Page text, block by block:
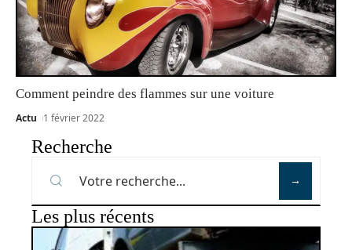
Comment peindre des flammes sur une voiture
Actu 1 février 2022
Recherche
Les plus récents